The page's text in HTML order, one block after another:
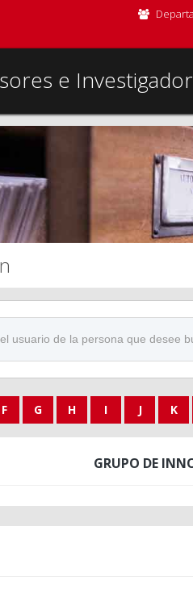
e
F G H I J K
GRUPO DE